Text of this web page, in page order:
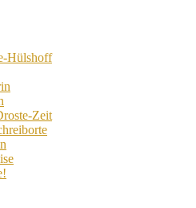
Hülshoff
Zeit